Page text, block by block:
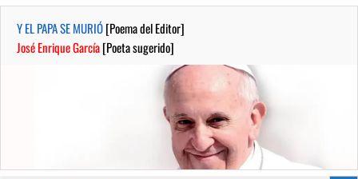
Y EL PAPA SE MURIÓ[Poema del Editor]
José Enrique García[Poeta sugerido]